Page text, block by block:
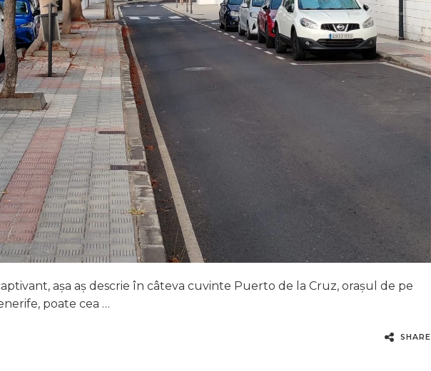
așa aș descrie în câteva cuvinte Puerto de la Cruz, orașul de pe
poate cea …
SHARE